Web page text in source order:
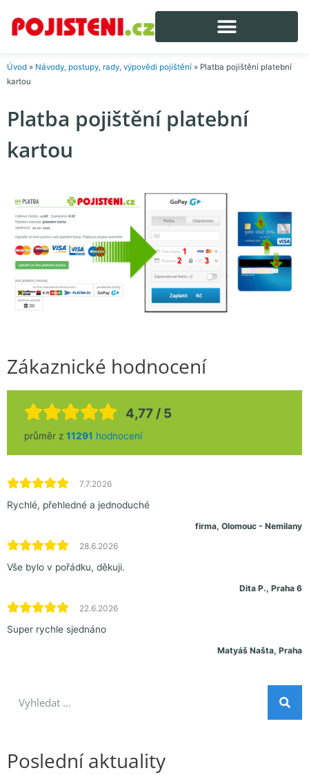
Úvod » Návody, postupy, rady, výpovědi pojištění » Platba pojištění platební
kartou
Platba pojištění platební
kartou
Zákaznické hodnocení
4,77 / 5
průměr z 11291 hodnocení
7.7.2026
Rychlé, přehledné a jednoduché
firma, Olomouc - Nemilany
28.6.2026
Vše bylo v pořádku, děkuji.
Dita P., Praha 6
22.6.2026
Super rychle sjednáno
Matyáš Našta, Praha
Poslední aktuality